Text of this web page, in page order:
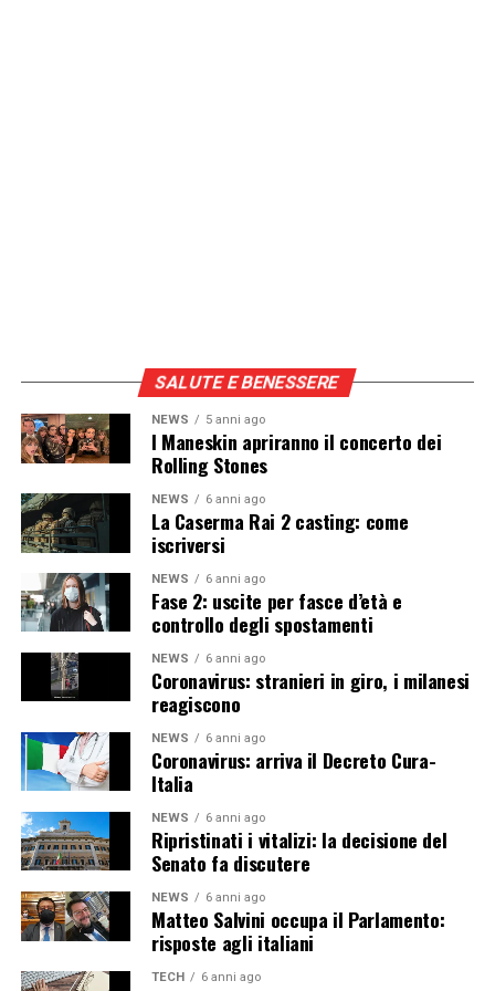
SALUTE E BENESSERE
NEWS 5 anni ago
I Maneskin apriranno il concerto dei
Rolling Stones
NEWS 6 anni ago
La Caserma Rai 2 casting: come
iscriversi
NEWS 6 anni ago
Fase 2: uscite per fasce d’età e
controllo degli spostamenti
NEWS 6 anni ago
Coronavirus: stranieri in giro, i milanesi
reagiscono
NEWS 6 anni ago
Coronavirus: arriva il Decreto Cura-
Italia
NEWS 6 anni ago
Ripristinati i vitalizi: la decisione del
Senato fa discutere
NEWS 6 anni ago
Matteo Salvini occupa il Parlamento:
risposte agli italiani
TECH 6 anni ago